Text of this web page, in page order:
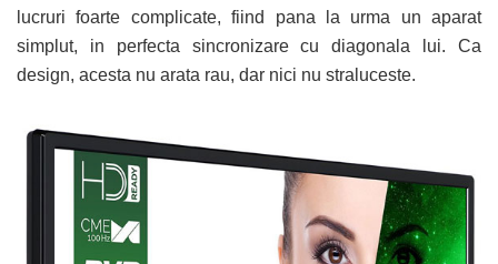
lucruri foarte complicate, fiind pana la urma un aparat
simplut, in perfecta sincronizare cu diagonala lui. Ca
design, acesta nu arata rau, dar nici nu straluceste.